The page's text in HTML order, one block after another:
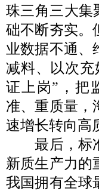
珠三角三大集
础不断夯实。
业数据不通、
减料、以次
证上岗”，把
准、重质量，
速增长转向高
最后，标准
新质生产力的
我国拥有全球